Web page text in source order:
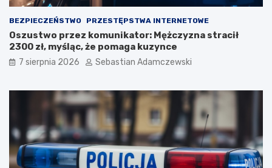
BEZPIECZEŃSTWO PRZESTĘPSTWA INTERNETOWE
Oszustwo przez komunikator: Mężczyzna stracił
2300 zł, myśląc, że pomaga kuzynce
7 sierpnia 2026 Sebastian Adamczewski